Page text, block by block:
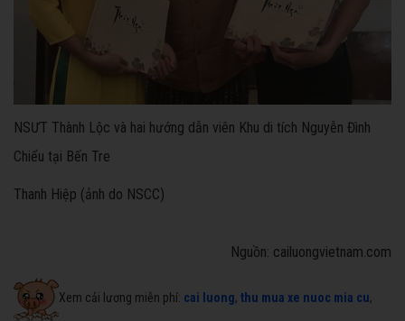
NSƯT Thành Lộc và hai hướng dẫn viên Khu di tích Nguyễn Đình
Chiểu tại Bến Tre
Thanh Hiệp (ảnh do NSCC)
Nguồn: cailuongvietnam.com
Xem cải lương miễn phí: cai luong, thu mua xe nuoc mia cu,